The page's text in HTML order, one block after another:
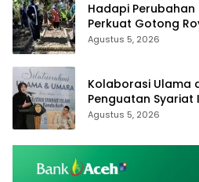
Hadapi Perubahan
Perkuat Gotong
Proklim
Agustus 5, 2026
Kolaborasi Ulama
Penguatan
Bersama
Agustus 5, 2026